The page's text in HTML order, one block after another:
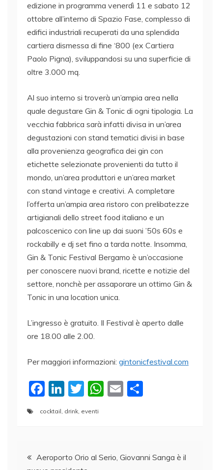
edizione in programma venerdì 11 e sabato 12
ottobre all’interno di Spazio Fase, complesso di
edifici industriali recuperati da una splendida
cartiera dismessa di fine ‘800 (ex Cartiera
Paolo Pigna), sviluppandosi su una superficie di
oltre 3.000 mq.
Al suo interno si troverà un’ampia area nella
quale degustare Gin & Tonic di ogni tipologia. La
vecchia fabbrica sarà infatti divisa in un’area
degustazioni con stand tematici divisi in base
alla provenienza geografica dei gin con
etichette selezionate provenienti da tutto il
mondo, un’area produttori e un’area market
con stand vintage e creativi. A completare
l’offerta un’ampia area ristoro con prelibatezze
artigianali dello street food italiano e un
palcoscenico con line up dai suoni ’50s 60s e
rockabilly e dj set fino a tarda notte. Insomma,
Gin & Tonic Festival Bergamo è un’occasione
per conoscere nuovi brand, ricette e notizie del
settore, nonchè per assaporare un ottimo Gin &
Tonic in una location unica.
L’ingresso è gratuito. Il Festival è aperto dalle
ore 18.00 alle 2.00.
Per maggiori informazioni: gintonicfestival.com
F
a
b
Li
n
dI
T
w
W
A
E
vi
cocktail, drink, eventi
Navigazione
Aeroporto Orio al Serio, Giovanni Sanga è il